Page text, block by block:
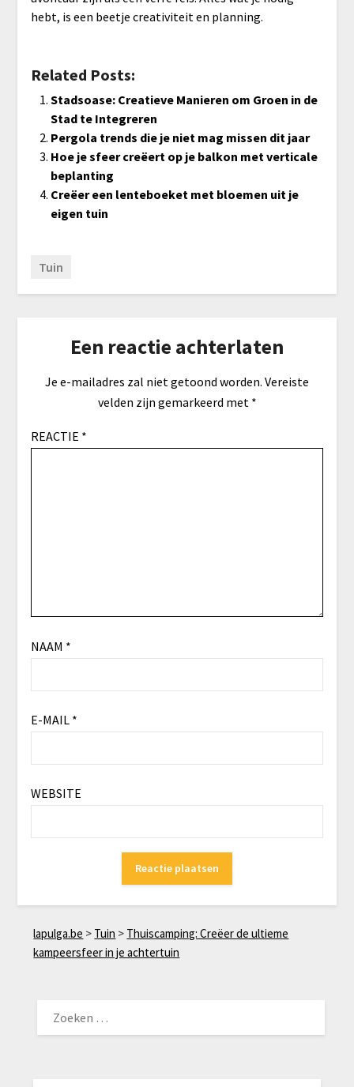
hebt, is een beetje creativiteit en planning.
Related Posts:
Stadsoase: Creatieve Manieren om Groen in de
Stad te Integreren
Pergola trends die je niet mag missen dit jaar
Hoe je sfeer creëert op je balkon met verticale
beplanting
Creëer een lenteboeket met bloemen uit je
eigen tuin
Tuin
Een reactie achterlaten
Je e-mailadres zal niet getoond worden. Vereiste
velden zijn gemarkeerd met *
REACTIE *
NAAM *
E-MAIL *
WEBSITE
lapulga.be > Tuin > Thuiscamping: Creëer de ultieme
kampeersfeer in je achtertuin
NAAR: